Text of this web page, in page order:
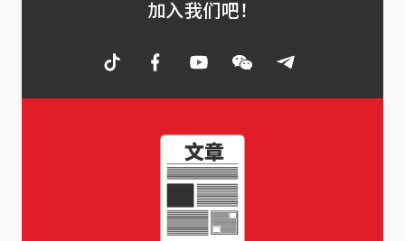
加入我们吧！